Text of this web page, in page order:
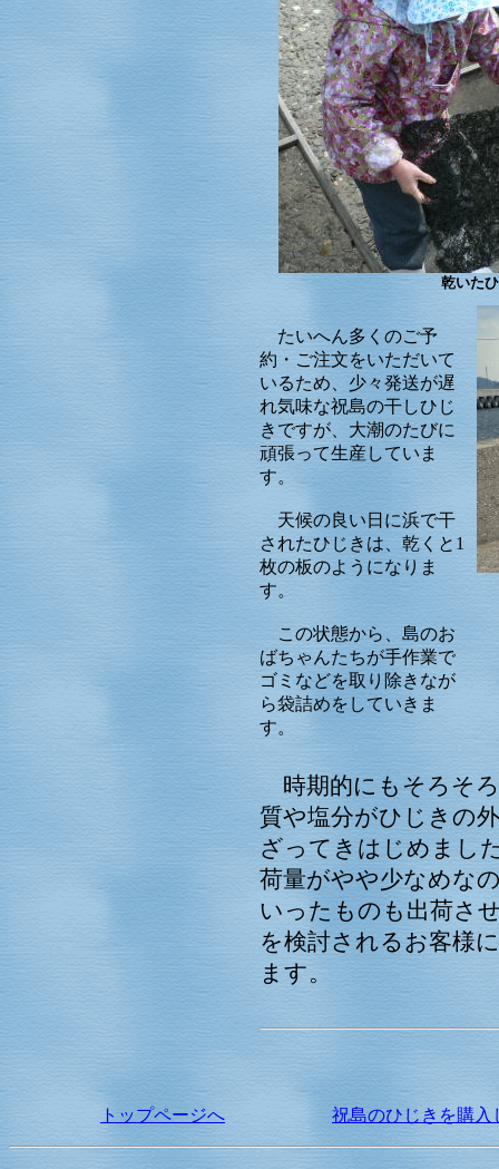
乾いた
たいへん多くのご予
約・ご注文をいただいて
いるため、少々発送が遅
れ気味な祝島の干しひじ
きですが、大潮のたびに
頑張って生産していま
す。
天候の良い日に浜で干
されたひじきは、乾くと1
枚の板のようになりま
す。
この状態から、島のお
ばちゃんたちが手作業で
ゴミなどを取り除きなが
ら袋詰めをしていきま
す。
時期的にもそろそ
質や塩分がひじきの
ざってきはじめまし
荷量がやや少なめな
いったものも出荷さ
を検討されるお客様
ます。
トップページへ 祝島のひじきを購入